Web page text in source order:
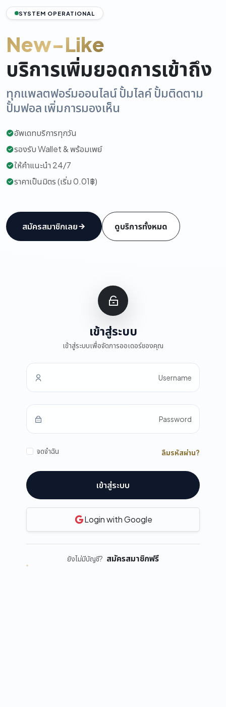
SYSTEM OPERATIONAL
New-Like
บริการเพิ่มยอดการเข้าถึง
ทุกแพลตฟอร์มออนไลน์ ปั้มไลค์ ปั้มติดตาม
ปั้มฟอล เพิ่มการมองเห็น
อัพเดทบริการทุกวัน
รองรับ Wallet & พร้อมเพย์
ให้คำแนะนำ 24/7
ราคาเป็นมิตร (เริ่ม 0.01฿)
สมัครสมาชิกเลย ดูบริการทั้งหมด
เข้าสู่ระบบ
เข้าสู่ระบบเพื่อจัดการออเดอร์ของคุณ
Username
Password
จดจำฉัน ลืมรหัสผ่าน?
เข้าสู่ระบบ
Login with Google
ยังไม่มีบัญชี? สมัครสมาชิกฟรี